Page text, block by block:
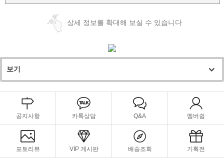
상세 정보를 확대해 보실 수 있습니다
보기
공지사항 카톡상담 Q&A 멤버쉽
포토리뷰 VIP 게시판 배송조회 기획전